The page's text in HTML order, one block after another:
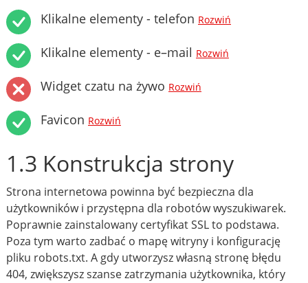
Klikalne elementy - telefon Rozwiń
Klikalne elementy - e–mail Rozwiń
Widget czatu na żywo Rozwiń
Favicon Rozwiń
1.3 Konstrukcja strony
Strona internetowa powinna być bezpieczna dla
użytkowników i przystępna dla robotów wyszukiwarek.
Poprawnie zainstalowany certyfikat SSL to podstawa.
Poza tym warto zadbać o mapę witryny i konfigurację
pliku robots.txt. A gdy utworzysz własną stronę błędu
404, zwiększysz szanse zatrzymania użytkownika, który